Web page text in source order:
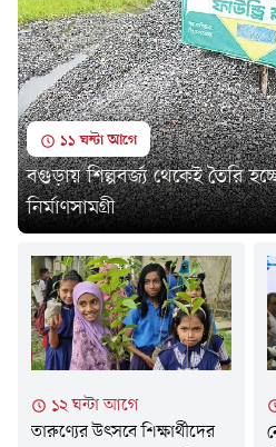
১১ ঘন্টা আগে
বগুড়ায় শিল্পবর্জ্য থেকেই তৈরি
নির্মাণসামগ্রী
১২ ঘন্টা আগে
তারুণ্যের উৎসবে শিক্ষার্থীদের